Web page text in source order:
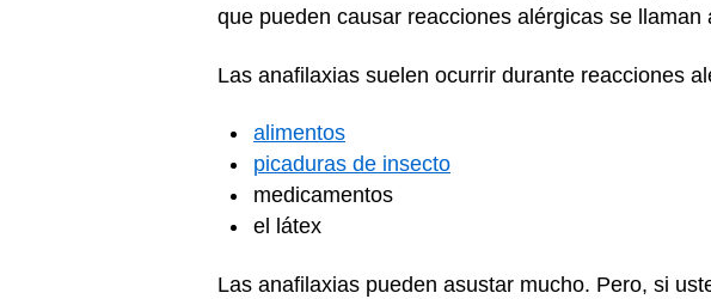
que pueden causar reacciones alérgicas se llaman
Las anafilaxias suelen ocurrir durante reacciones
alimentos
picaduras de insecto
medicamentos
el látex
Las anafilaxias pueden asustar mucho. Pero, si